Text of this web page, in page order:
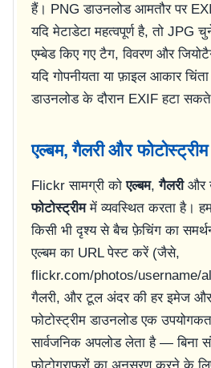
हैं। PNG डाउनलोड आमतौर पर
यदि मेटाडेटा महत्वपूर्ण है, तो JPG
एम्बेड किए गए टैग, विवरण और
यदि गोपनीयता या फ़ाइल आकार
डाउनलोड के दौरान EXIF हटा
एल्बम, गैलरी और
Flickr सामग्री कोएल्बम,गैलरीऔर
फोटोस्ट्रीममें व्यवस्थित करता है।
किसी भी दृश्य से बैच फ़ेचिंग का
एल्बम का URL पेस्ट करें (जैसे,
flickr.com/photos/username/
गैलरी, और टूल अंदर की हर इमेज और
फोटोस्ट्रीम डाउनलोड एक
सार्वजनिक अपलोड लेता है — बिना
फोटोग्राफरों का अनुसरण करने के